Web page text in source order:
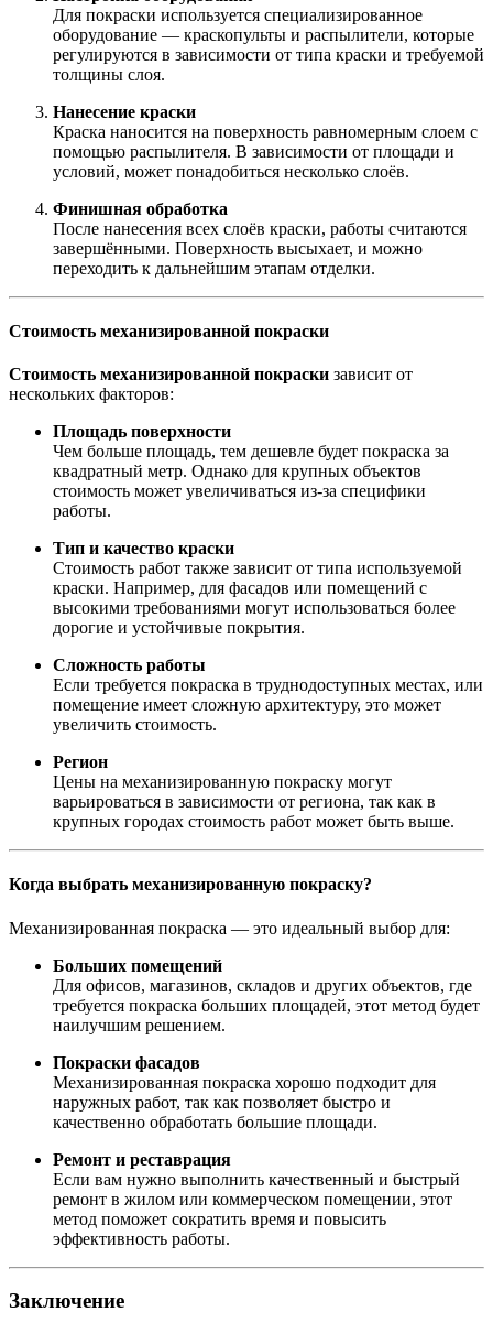
Для покраски используется специализированное
оборудование — краскопульты и распылители, которые
регулируются в зависимости от типа краски и требуемой
толщины слоя.
Нанесение краски
Краска наносится на поверхность равномерным слоем с
помощью распылителя. В зависимости от площади и
условий, может понадобиться несколько слоёв.
Финишная обработка
После нанесения всех слоёв краски, работы считаются
завершёнными. Поверхность высыхает, и можно
переходить к дальнейшим этапам отделки.
Стоимость механизированной покраски
Стоимость механизированной покраски зависит от
нескольких факторов:
Площадь поверхности
Чем больше площадь, тем дешевле будет покраска за
квадратный метр. Однако для крупных объектов
стоимость может увеличиваться из-за специфики
работы.
Тип и качество краски
Стоимость работ также зависит от типа используемой
краски. Например, для фасадов или помещений с
высокими требованиями могут использоваться более
дорогие и устойчивые покрытия.
Сложность работы
Если требуется покраска в труднодоступных местах, или
помещение имеет сложную архитектуру, это может
увеличить стоимость.
Регион
Цены на механизированную покраску могут
варьироваться в зависимости от региона, так как в
крупных городах стоимость работ может быть выше.
Когда выбрать механизированную покраску?
Механизированная покраска — это идеальный выбор для:
Больших помещений
Для офисов, магазинов, складов и других объектов, где
требуется покраска больших площадей, этот метод будет
наилучшим решением.
Покраски фасадов
Механизированная покраска хорошо подходит для
наружных работ, так как позволяет быстро и
качественно обработать большие площади.
Ремонт и реставрация
Если вам нужно выполнить качественный и быстрый
ремонт в жилом или коммерческом помещении, этот
метод поможет сократить время и повысить
эффективность работы.
Заключение